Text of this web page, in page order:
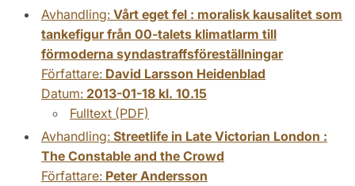
Avhandling: Vårt eget fel : moralisk kausalitet som
tankefigur från 00-talets klimatlarm till
förmoderna syndastraffsföreställningar
Författare: David Larsson Heidenblad
Datum: 2013-01-18 kl. 10.15
Fulltext (PDF)
Avhandling: Streetlife in Late Victorian London :
The Constable and the Crowd
Författare: Peter Andersson